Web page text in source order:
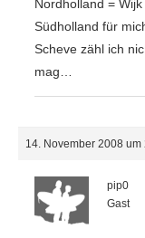
Nordholland =
Südholland für
Scheve zähl ich
mag…
14. November 2008 um
pip0
Gast